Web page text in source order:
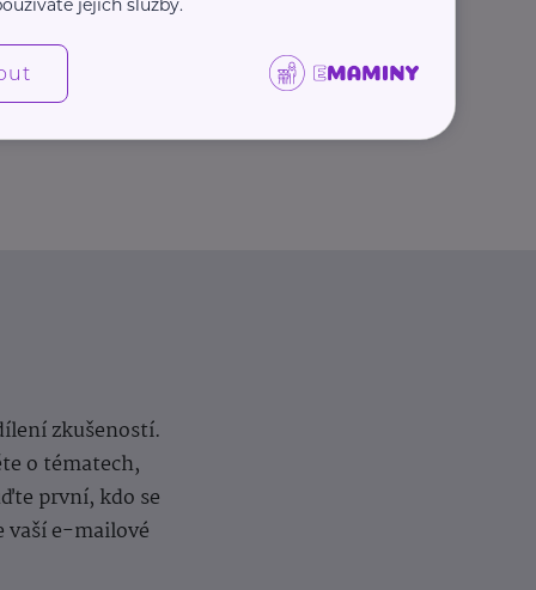
zkušeností.
o tématech,
první, kdo se
vaší e-mailové